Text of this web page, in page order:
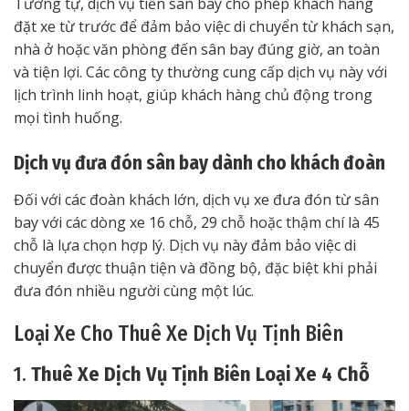
đặt xe từ trước để đảm bảo việc di chuyển từ khách sạn,
nhà ở hoặc văn phòng đến sân bay đúng giờ, an toàn
và tiện lợi. Các công ty thường cung cấp dịch vụ này với
lịch trình linh hoạt, giúp khách hàng chủ động trong
mọi tình huống.
Dịch vụ đưa đón sân bay dành cho khách đoàn
Đối với các đoàn khách lớn, dịch vụ xe đưa đón từ sân
bay với các dòng xe 16 chỗ, 29 chỗ hoặc thậm chí là 45
chỗ là lựa chọn hợp lý. Dịch vụ này đảm bảo việc di
chuyển được thuận tiện và đồng bộ, đặc biệt khi phải
đưa đón nhiều người cùng một lúc.
Loại Xe Cho Thuê Xe Dịch Vụ Tịnh Biên
1. Thuê Xe Dịch Vụ Tịnh Biên Loại Xe 4 Chỗ